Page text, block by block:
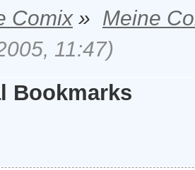
Comix» Meine
11:47)
Bookmarks